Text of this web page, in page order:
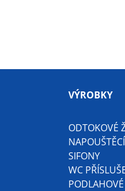
VÝROBKY
ODTOKOVÉ
SIFONY
WC